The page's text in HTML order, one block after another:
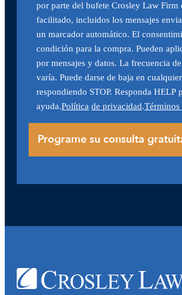
por parte del bufete Crosley Law Firm
facilitado, incluidos los mensajes
un marcador automático. El
condición para la compra. Pueden
por mensajes y datos. La frecuencia
varía. Puede darse de baja en
respondiendo STOP. Responda HELP
ayuda.Política de privacidad.